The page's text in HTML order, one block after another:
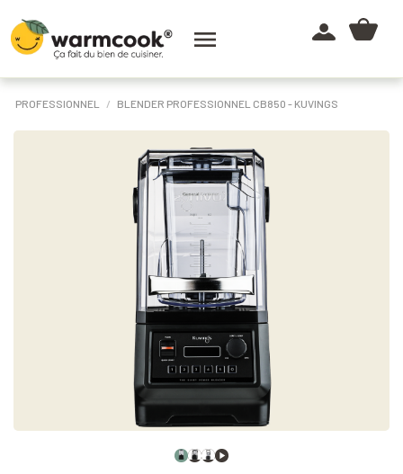

PROFESSIONNEL BLENDER PROFESSIONNEL CB850 - KUVINGS